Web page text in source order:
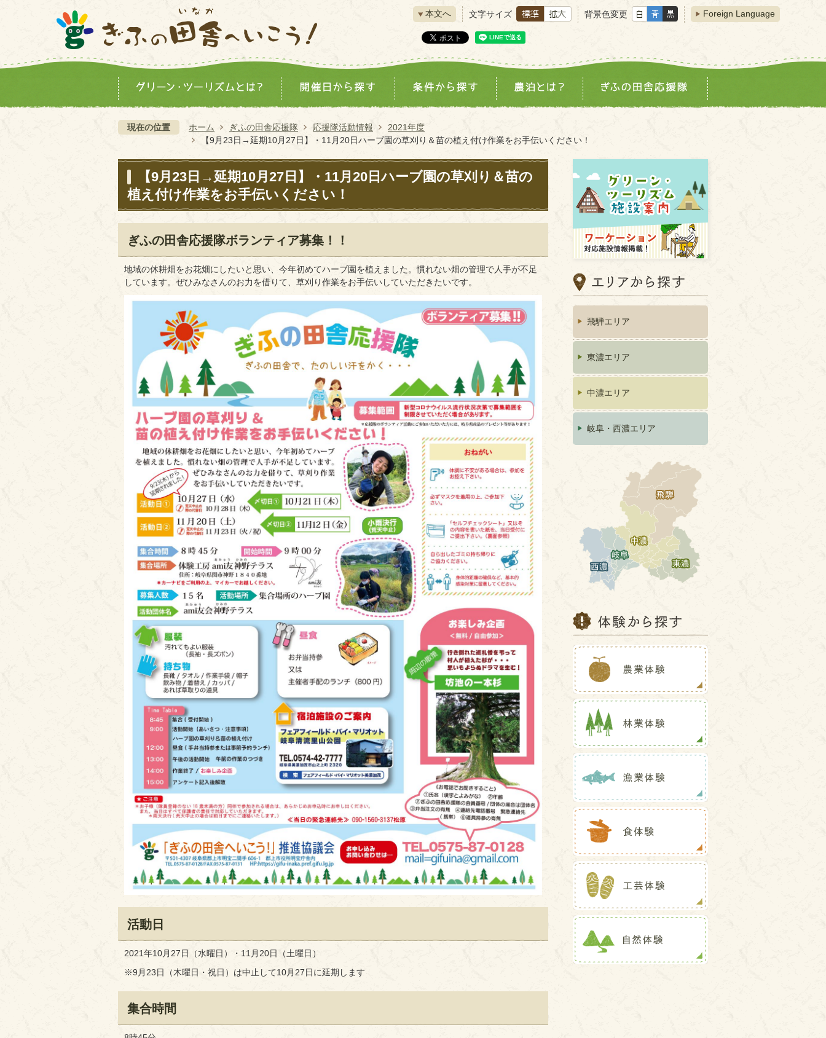
本文へ 文字サイズ 背景色変更 Foreign Language
現在の位置 ホーム ぎふの田舎応援隊 応援隊活動情報
2021年度
【9月23日→延期10月27日】・11月20日ハーブ園の草刈り＆苗の植え付け作業をお手伝いください！
【9月23日→延期10月27日】・11月20日ハーブ園の草刈り＆苗の
植え付け作業をお手伝いください！
ぎふの田舎応援隊ボランティア募集！！
地域の休耕畑をお花畑にしたいと思い、今年初めてハーブ園を植えました。慣れない畑の管理で人手が不足
しています。ぜひみなさんのお力を借りて、草刈り作業をお手伝いしていただきたいです。
活動日
2021年10月27日（水曜日）・11月20日（土曜日）
※9月23日（木曜日・祝日）は中止して10月27日に延期します
集合時間
飛騨エリア
東濃エリア
中濃エリア
岐阜・西濃エリア